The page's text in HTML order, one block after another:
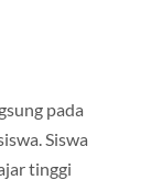
pada
Siswa
tinggi